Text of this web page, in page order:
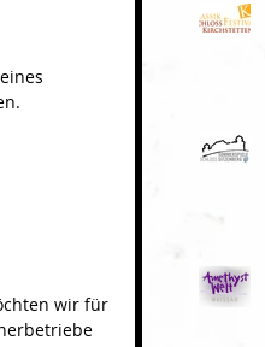
wir für